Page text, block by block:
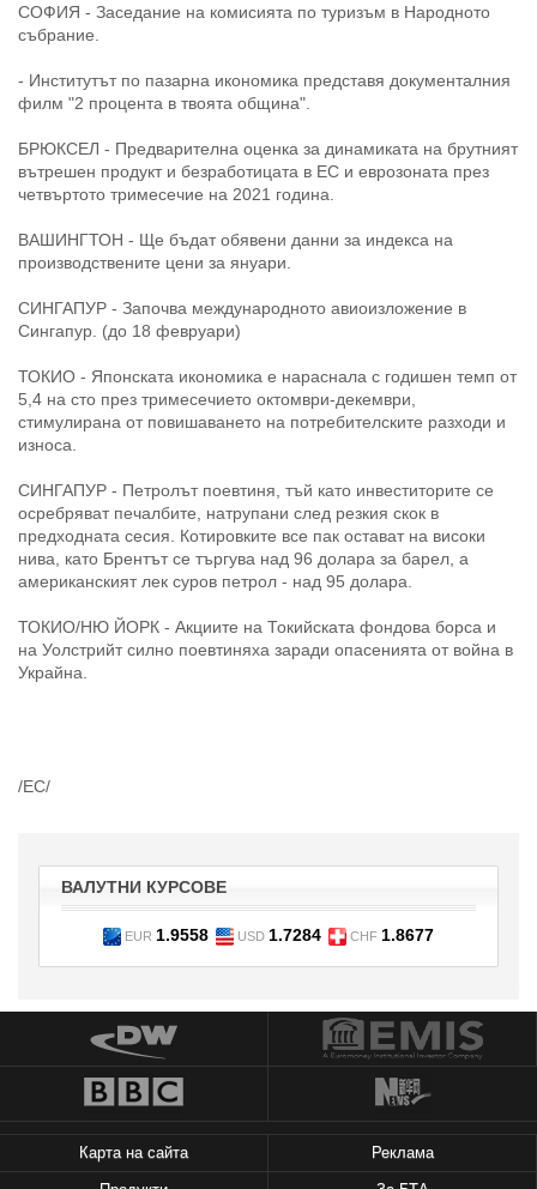
СОФИЯ - Заседание на комисията по туризъм в Народното
събрание.
- Институтът по пазарна икономика представя документалния
филм "2 процента в твоята община".
БРЮКСЕЛ - Предварителна оценка за динамиката на брутният
вътрешен продукт и безработицата в ЕС и еврозоната през
четвъртото тримесечие на 2021 година.
ВАШИНГТОН - Ще бъдат обявени данни за индекса на
производствените цени за януари.
СИНГАПУР - Започва международното авиоизложение в
Сингапур. (до 18 февруари)
ТОКИО - Японската икономика е нараснала с годишен темп от
5,4 на сто през тримесечието октомври-декември,
стимулирана от повишаването на потребителските разходи и
износа.
СИНГАПУР - Петролът поевтиня, тъй като инвеститорите се
осребряват печалбите, натрупани след резкия скок в
предходната сесия. Котировките все пак остават на високи
нива, като Брентът се търгува над 96 долара за барел, а
американският лек суров петрол - над 95 долара.
ТОКИО/НЮ ЙОРК - Акциите на Токийската фондова борса и
на Уолстрийт силно поевтиняха заради опасенията от война в
Украйна.
/ЕС/
ВАЛУТНИ КУРСОВЕ
EUR 1.9558 USD 1.7284 CHF 1.8677
Карта на сайта Реклама